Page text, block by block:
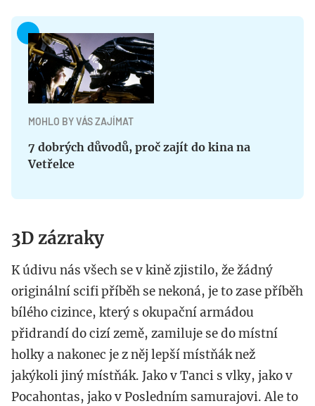
MOHLO BY VÁS ZAJÍMAT
7 dobrých důvodů, proč zajít do kina na
Vetřelce
3D zázraky
K údivu nás všech se v kině zjistilo, že žádný
originální scifi příběh se nekoná, je to zase příběh
bílého cizince, který s okupační armádou
přidrandí do cizí země, zamiluje se do místní
holky a nakonec je z něj lepší místňák než
jakýkoli jiný místňák. Jako v Tanci s vlky, jako v
Pocahontas, jako v Posledním samurajovi. Ale to